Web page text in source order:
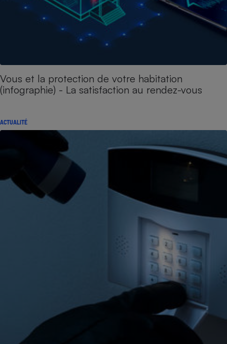
Vous et la protection de votre habitation
(infographie) - La satisfaction au rendez-vous
ACTUALITÉ